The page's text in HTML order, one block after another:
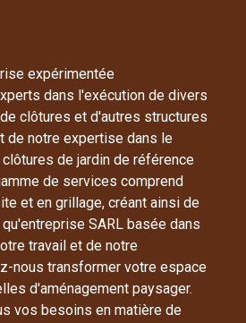
expérimentée
dans l'exécution de divers
clôtures et d'autres structures
de notre expertise dans le
de jardin de référence
de services comprend
et en grillage, créant ainsi de
SARL basée dans
travail et de notre
nous transformer votre espace
d'aménagement paysager.
vos besoins en matière de